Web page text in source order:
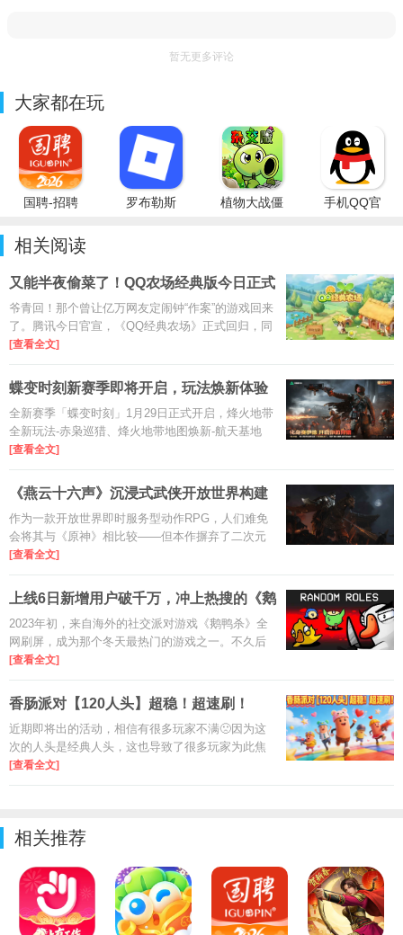
暂无更多评论
大家都在玩
国聘-招聘
罗布勒斯
植物大战僵
手机QQ官
相关阅读
又能半夜偷菜了！QQ农场经典版今日正式
回归
爷青回！那个曾让亿万网友定闹钟“作案”的游戏回来
了。腾讯今日官宣，《QQ经典农场》正式回归，同
步登录QQ和微信，为80后、90后带来一波强烈
的“回忆杀”。
[查看全文]
蝶变时刻新赛季即将开启，玩法焕新体验
升级
全新赛季「蝶变时刻」1月29日正式开启，烽火地带
全新玩法-赤枭巡猎、烽火地带地图焕新-航天基地
2.0、全面战场全新地图-余震、全新支援型干员-
蝶、全新首领-效能部长哈德森、全新武器以及多样
优化内容将在新赛季一同上
[查看全文]
《燕云十六声》沉浸式武侠开放世界构建
思路
作为一款开放世界即时服务型动作RPG，人们难免
会将其与《原神》相比较——但本作摒弃了二次元
风格，转而采用更具沉浸感的写实画风。与其构建
跨越诸国的广袤地图，不如深耕华夏大地的千山万
水：游戏还原了古代中国的多
[查看全文]
上线6日新增用户破千万，冲上热搜的《鹅
鸭杀
2023年初，来自海外的社交派对游戏《鹅鸭杀》全
网刷屏，成为那个冬天最热门的游戏之一。不久后
国内厂商拿下了版权进行研发，时隔两年，手游版
的《鹅鸭杀》上线了。
[查看全文]
香肠派对【120人头】超稳！超速刷！
近期即将出的活动，相信有很多玩家不满🙁因为这
次的人头是经典人头，这也导致了很多玩家为此焦
虑。下面，我为大家带来：超稳、超速刷，超稳超
速刷，这三种方式，速刷120人头！
[查看全文]
相关推荐